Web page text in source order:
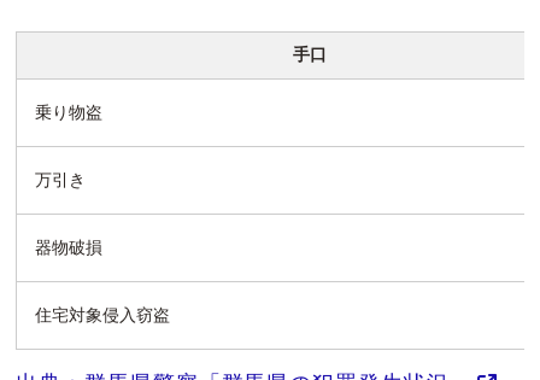
手口
乗り物盗
万引き
器物破損
住宅対象侵入窃盗